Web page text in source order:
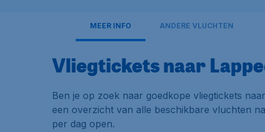
MEER INFO ANDERE VLUCHTEN
Vliegtickets naar
Ben je op zoek naar goedkope vliegtickets
een overzicht van alle beschikbare vluchten
per dag open.